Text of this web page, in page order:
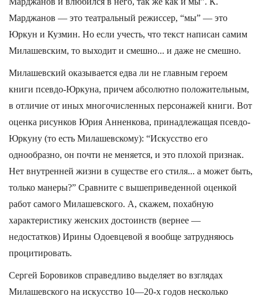
Марджанов — это театральный режиссер, “мы” — это
Юркун и Кузмин. Но если учесть, что текст написан самим
Милашевским, то выходит и смешно... и даже не смешно.
Милашевский оказывается едва ли не главным героем
книги псевдо-Юркуна, причем абсолютно положительным,
в отличие от иных многочисленных персонажей книги. Вот
оценка рисунков Юрия Анненкова, принадлежащая псевдо-
Юркуну (то есть Милашевскому): “Искусство его
однообразно, он почти не меняется, и это плохой признак.
Нет внутренней жизни в существе его стиля... а может быть,
только манеры?” Сравните с вышеприведенной оценкой
работ самого Милашевского. А, скажем, похабную
характеристику женских достоинств (вернее —
недостатков) Ирины Одоевцевой я вообще затрудняюсь
процитировать.
Сергей Боровиков справедливо выделяет во взглядах
Милашевского на искусство 10—20-х годов несколько